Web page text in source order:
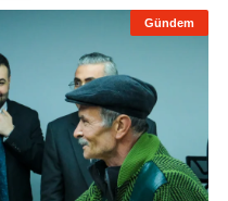
Gündem